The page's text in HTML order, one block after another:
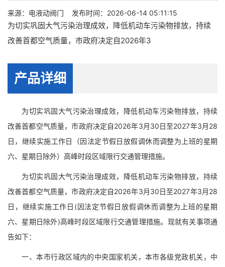
来源： 电液动阀门 发布时间：2026-06-14 05:11:15
为切实巩固大气污染治理成效，降低机动车污染物排放，持续
改善首都空气质量，市政府决定自2026年3
产品详细
为切实巩固大气污染治理成效，降低机动车污染物排放，持续
改善首都空气质量，市政府决定自2026年3月30日至2027年3月28
日，继续实施工作日（因法定节假日放假调休而调整为上班的星期
六、星期日除外）高峰时段区域限行交通管理措施。
为切实巩固大气污染治理成效，降低机动车污染物排放，持续
改善首都空气质量，市政府决定自2026年3月30日至2027年3月28
日，继续实施工作日(因法定节假日放假调休而调整为上班的星期
六、星期日除外)高峰时段区域限行交通管理措施。现就有关事项通
告如下：
一、本市行政区域内的中央国家机关，本市各级党政机关，中